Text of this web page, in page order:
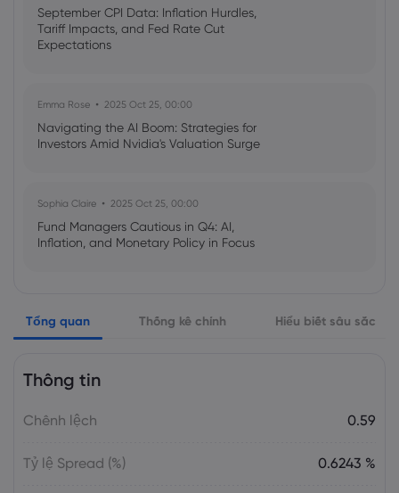
September CPI Data: Inflation Hurdles,
Tariff Impacts, and Fed Rate Cut
Expectations
Emma Rose 2025 Oct 25, 00:00
Navigating the AI Boom: Strategies for
Investors Amid Nvidia's Valuation Surge
Sophia Claire 2025 Oct 25, 00:00
Fund Managers Cautious in Q4: AI,
Inflation, and Monetary Policy in Focus
US Government Shutdown Threatens
October Inflation Data Release
US-EU Relations: Russia Sanctions Unite
Tổng quan Thống kê chính Hiểu biết sâu sắc
Thông tin
Chênh lệch 0.59
Tỷ lệ Spread (%) 0.6243 %